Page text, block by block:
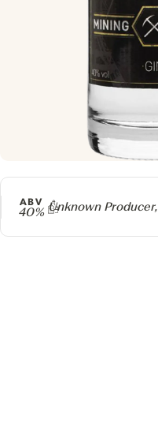
Producer
Unknown Producer,
ABV
40%